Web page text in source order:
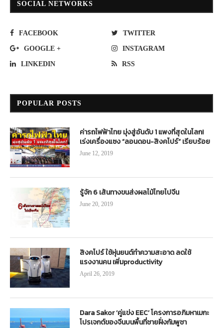
SOCIAL NETWORKS
FACEBOOK TWITTER
GOOGLE + INSTAGRAM
LINKEDIN RSS
POPULAR POSTS
ค่ารถไฟฟ้าไทย มุ่งสู่อันดับ 1 แพงที่สุดในโลก!
เร่งเครื่องแซง “ลอนดอน-สิงคโปร์” เรียบร้อย
June 12, 2019
รู้จัก 6 เส้นทางขนส่งผลไม้ไทยไปจีน
June 20, 2019
สิงคโปร์ ใช้หุ่นยนต์ทำความสะอาด ลดใช้
แรงงานคน เพิ่มproductivity
April 26, 2019
Dara Sakor ‘คู่แข่ง EEC’ โครงการอภิมหาเมกะ
โปรเจกต์ของจีนบนพื้นที่ชายฝั่งกัมพูชา